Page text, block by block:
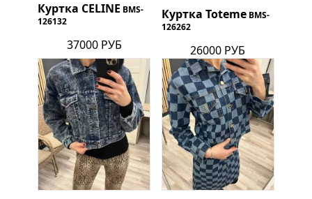
Куртка CELINE BMS-
126132
37000 РУБ
Куртка Toteme BMS-
126262
26000 РУБ